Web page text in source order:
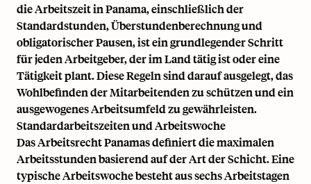
die Arbeitszeit in Panama, einschließlich der
Standardstunden, Überstundenberechnung und
obligatorischer Pausen, ist ein grundlegender Schritt
für jeden Arbeitgeber, der im Land tätig ist oder eine
Tätigkeit plant. Diese Regeln sind darauf ausgelegt, das
Wohlbefinden der Mitarbeitenden zu schützen und ein
ausgewogenes Arbeitsumfeld zu gewährleisten.
Standardarbeitszeiten und Arbeitswoche
Das Arbeitsrecht Panamas definiert die maximalen
Arbeitsstunden basierend auf der Art der Schicht. Eine
typische Arbeitswoche besteht aus sechs Arbeitstagen